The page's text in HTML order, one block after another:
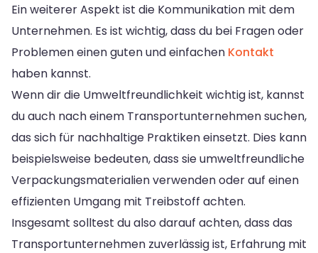
Ein weiterer Aspekt ist die Kommunikation mit dem
Unternehmen. Es ist wichtig, dass du bei Fragen oder
Problemen einen guten und einfachen Kontakt
haben kannst.
Wenn dir die Umweltfreundlichkeit wichtig ist, kannst
du auch nach einem Transportunternehmen suchen,
das sich für nachhaltige Praktiken einsetzt. Dies kann
beispielsweise bedeuten, dass sie umweltfreundliche
Verpackungsmaterialien verwenden oder auf einen
effizienten Umgang mit Treibstoff achten.
Insgesamt solltest du also darauf achten, dass das
Transportunternehmen zuverlässig ist, Erfahrung mit